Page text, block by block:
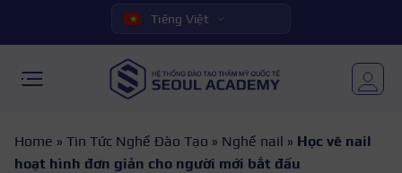
Tiếng Việt
Home » Tin Tức Nghề Đào Tạo » Nghề nail » Học vẽ nail
hoạt hình đơn giản cho người mới bắt đầu